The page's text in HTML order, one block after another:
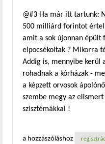
@#3 Ha már itt tartunk:
500 milliárd forintot
amit a sok újonnan épült
elpocsékoltak ? Mikorra
Addig is, mennyibe kerül
rohadnak a kórházak -
a képzett orvosok
szembe megy az
szisztémákkal !
a hozzászóláshoz